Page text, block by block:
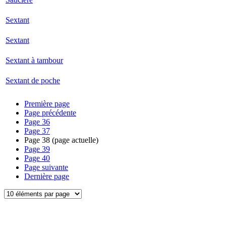
Sextant
Sextant
Sextant à tambour
Sextant de poche
Première page
Page précédente
Page 36
Page 37
Page 38 (page actuelle)
Page 39
Page 40
Page suivante
Dernière page